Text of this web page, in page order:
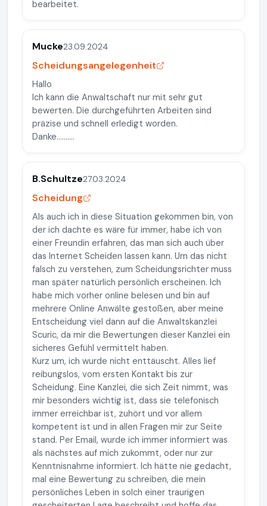
bearbeitet.
Mucke23.09.2024
Scheidungsangelegenheit
Hallo
Ich kann die Anwaltschaft nur mit sehr gut
bewerten. Die durchgeführten Arbeiten sind
präzise und schnell erledigt worden.
Danke..........
B.Schultze27.03.2024
Scheidung
Als auch ich in diese Situation gekommen bin, von
der ich dachte es wäre für immer, habe ich von
einer Freundin erfahren, das man sich auch über
das Internet Scheiden lassen kann. Um das nicht
falsch zu verstehen, zum Scheidungsrichter muss
man später natürlich persönlich erscheinen. Ich
habe mich vorher online belesen und bin auf
mehrere Online Anwälte gestoßen, aber meine
Entscheidung viel dann auf die Anwaltskanzlei
Scuric, da mir die Bewertungen dieser Kanzlei ein
sicheres Gefühl vermittelt haben.
Kurz um, ich wurde nicht enttäuscht. Alles lief
reibungslos, vom ersten Kontakt bis zur
Scheidung. Eine Kanzlei, die sich Zeit nimmt, was
mir besonders wichtig ist, dass sie telefonisch
immer erreichbar ist, zuhört und vor allem
kompetent ist und in allen Fragen mir zur Seite
stand. Per Email, wurde ich immer informiert was
als nächstes auf mich zukommt, oder nur zur
Kenntnisnahme informiert. Ich hätte nie gedacht,
mal eine Bewertung zu schreiben, die mein
persönliches Leben in solch einer traurigen